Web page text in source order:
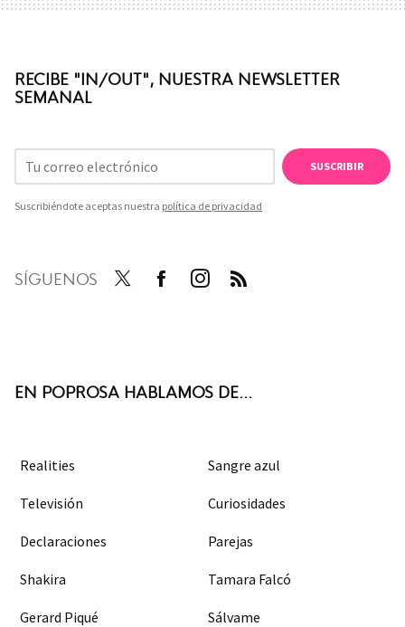
RECIBE "IN/OUT", NUESTRA NEWSLETTER
SEMANAL
SUSCRIBIR
Suscribiéndote aceptas nuestra política de privacidad
SÍGUENOS
EN POPROSA HABLAMOS DE...
Realities Sangre azul
Televisión Curiosidades
Declaraciones Parejas
Shakira Tamara Falcó
Gerard Piqué Sálvame